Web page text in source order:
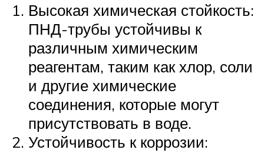
Высокая химическая стойкость:
ПНД-трубы устойчивы к
различным химическим
реагентам, таким как хлор, соли
и другие химические
соединения, которые могут
присутствовать в воде.
Устойчивость к коррозии: